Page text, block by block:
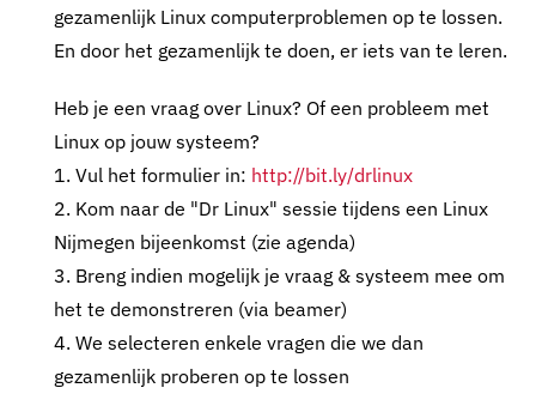
gezamenlijk Linux computerproblemen op te lossen.
En door het gezamenlijk te doen, er iets van te leren.
Heb je een vraag over Linux? Of een probleem met
Linux op jouw systeem?
1. Vul het formulier in: http://bit.ly/drlinux
2. Kom naar de "Dr Linux" sessie tijdens een Linux
Nijmegen bijeenkomst (zie agenda)
3. Breng indien mogelijk je vraag & systeem mee om
het te demonstreren (via beamer)
4. We selecteren enkele vragen die we dan
gezamenlijk proberen op te lossen